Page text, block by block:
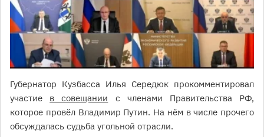
Губернатор Кузбасса Илья Середюк прокомментировал
участие в совещании с членами Правительства РФ,
которое провёл Владимир Путин. На нём в числе прочего
обсуждалась судьба угольной отрасли.